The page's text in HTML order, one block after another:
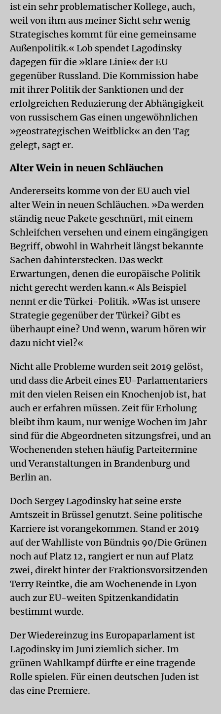
ist ein sehr problematischer Kollege, auch,
weil von ihm aus meiner Sicht sehr wenig
Strategisches kommt für eine gemeinsame
Außenpolitik.« Lob spendet Lagodinsky
dagegen für die »klare Linie« der EU
gegenüber Russland. Die Kommission habe
mit ihrer Politik der Sanktionen und der
erfolgreichen Reduzierung der Abhängigkeit
von russischem Gas einen ungewöhnlichen
»geostrategischen Weitblick« an den Tag
gelegt, sagt er.
Alter Wein in neuen Schläuchen
Andererseits komme von der EU auch viel
alter Wein in neuen Schläuchen. »Da werden
ständig neue Pakete geschnürt, mit einem
Schleifchen versehen und einem eingängigen
Begriff, obwohl in Wahrheit längst bekannte
Sachen dahinterstecken. Das weckt
Erwartungen, denen die europäische Politik
nicht gerecht werden kann.« Als Beispiel
nennt er die Türkei-Politik. »Was ist unsere
Strategie gegenüber der Türkei? Gibt es
überhaupt eine? Und wenn, warum hören wir
dazu nicht viel?«
Nicht alle Probleme wurden seit 2019 gelöst,
und dass die Arbeit eines EU-Parlamentariers
mit den vielen Reisen ein Knochenjob ist, hat
auch er erfahren müssen. Zeit für Erholung
bleibt ihm kaum, nur wenige Wochen im Jahr
sind für die Abgeordneten sitzungsfrei, und an
Wochenenden stehen häufig Parteitermine
und Veranstaltungen in Brandenburg und
Berlin an.
Doch Sergey Lagodinsky hat seine erste
Amtszeit in Brüssel genutzt. Seine politische
Karriere ist vorangekommen. Stand er 2019
auf der Wahlliste von Bündnis 90/Die Grünen
noch auf Platz 12, rangiert er nun auf Platz
zwei, direkt hinter der Fraktionsvorsitzenden
Terry Reintke, die am Wochenende in Lyon
auch zur EU-weiten Spitzenkandidatin
bestimmt wurde.
Der Wiedereinzug ins Europaparlament ist
Lagodinsky im Juni ziemlich sicher. Im
grünen Wahlkampf dürfte er eine tragende
Rolle spielen. Für einen deutschen Juden ist
das eine Premiere.